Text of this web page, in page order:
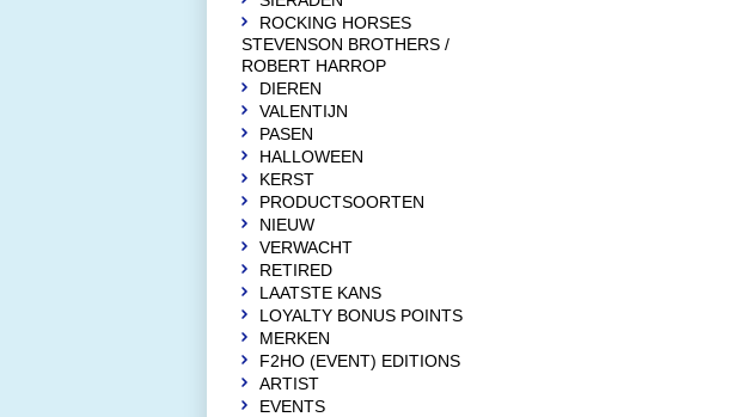
ROCKING HORSES
STEVENSON BROTHERS /
ROBERT HARROP
DIEREN
VALENTIJN
PASEN
HALLOWEEN
KERST
PRODUCTSOORTEN
NIEUW
VERWACHT
RETIRED
LAATSTE KANS
LOYALTY BONUS POINTS
MERKEN
F2HO (EVENT) EDITIONS
ARTIST
EVENTS